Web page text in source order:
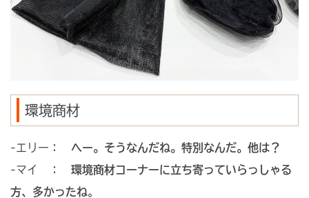
環境商材
-エリー： へー。そうなんだね。特別なんだ。他は？
-マイ ： 環境商材コーナーに立ち寄っていらっしゃる
方、多かったね。